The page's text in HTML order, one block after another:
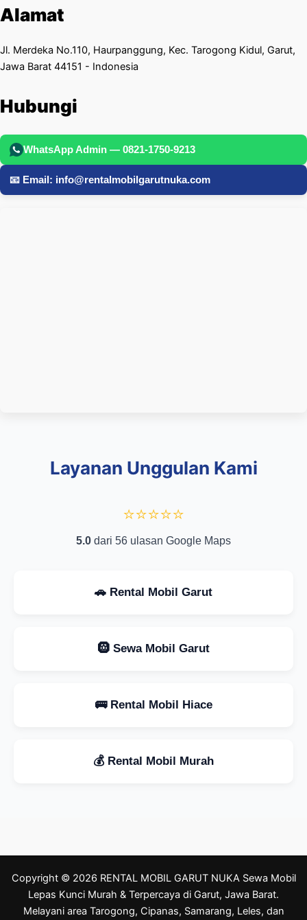
Alamat
Jl. Merdeka No.110, Haurpanggung, Kec. Tarogong Kidul, Garut,
Jawa Barat 44151 - Indonesia
Hubungi
WhatsApp Admin — 0821-1750-9213
📧 Email: info@rentalmobilgarutnuka.com
Layanan Unggulan Kami
⭐⭐⭐⭐⭐
5.0 dari 56 ulasan Google Maps
🚗 Rental Mobil Garut
🛞 Sewa Mobil Garut
🚌 Rental Mobil Hiace
💰 Rental Mobil Murah
Copyright © 2026 RENTAL MOBIL GARUT NUKA Sewa Mobil
Lepas Kunci Murah & Terpercaya di Garut, Jawa Barat.
Melayani area Tarogong, Cipanas, Samarang, Leles, dan